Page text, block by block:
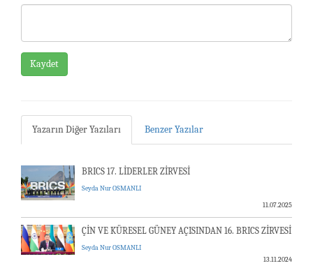
Kaydet
Yazarın Diğer Yazıları Benzer Yazılar
BRICS 17. LİDERLER ZİRVESİ
Seyda Nur OSMANLI
11.07.2025
ÇİN VE KÜRESEL GÜNEY AÇISINDAN 16. BRICS ZİRVESİ
Seyda Nur OSMANLI
13.11.2024